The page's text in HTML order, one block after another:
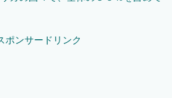
ポンサードリンク